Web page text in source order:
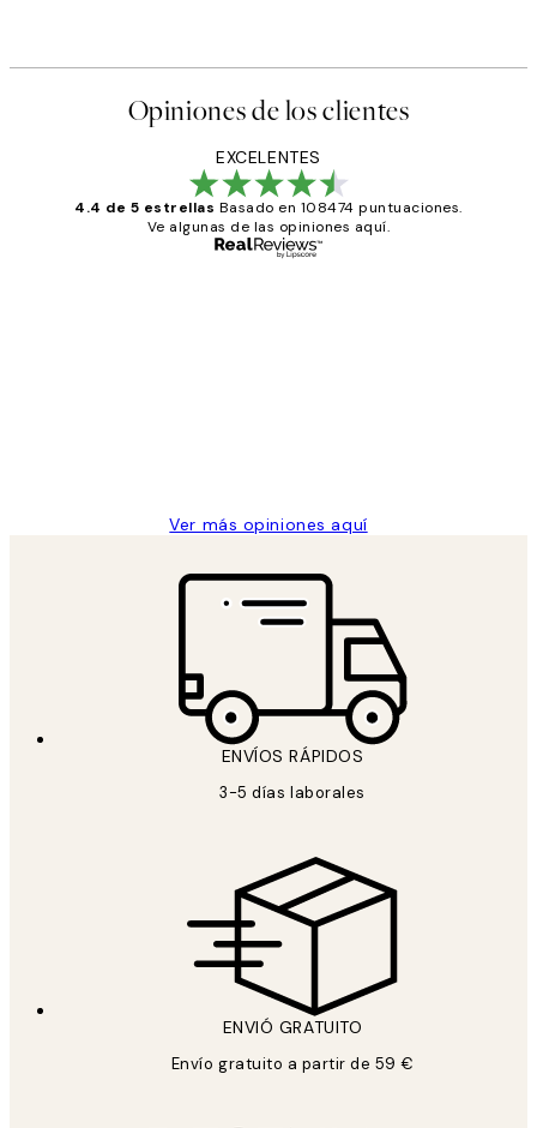
Opiniones de los clientes
EXCELENTES
4.4 de 5 estrellas Basado en 108474 puntuaciones.
Ve algunas de las opiniones aquí.
Ver más opiniones aquí
ENVÍOS RÁPIDOS
3-5 días laborales
ENVIÓ GRATUITO
Envío gratuito a partir de 59 €